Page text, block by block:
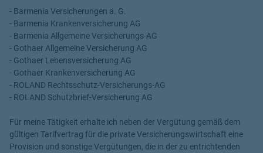
- Barmenia Versicherungen a. G.
- Barmenia Krankenversicherung AG
- Barmenia Allgemeine Versicherungs-AG
- Gothaer Allgemeine Versicherung AG
- Gothaer Lebensversicherung AG
- Gothaer Krankenversicherung AG
- ROLAND Rechtsschutz-Versicherungs-AG
- ROLAND Schutzbrief-Versicherung AG
Für meine Tätigkeit erhalte ich neben der Vergütung gemäß dem
gültigen Tarifvertrag für die private Versicherungswirtschaft eine
Provision und sonstige Vergütungen, die in der zu entrichtenden